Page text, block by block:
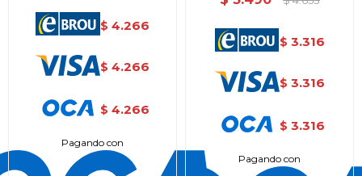
$ 4.266
$ 4.266
$ 4.266
Pagando con
$ 3.316
$ 3.316
$ 3.316
Pagando con